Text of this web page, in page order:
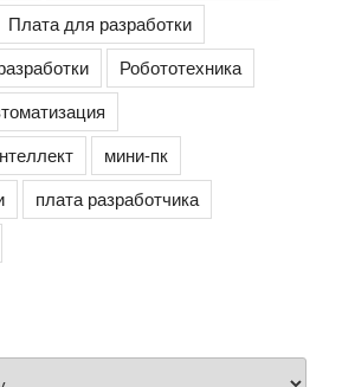
Плата для разработки
Робототехника
мини-пк
плата разработчика